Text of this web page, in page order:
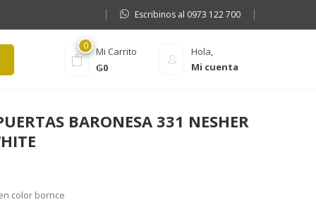
Escribinos al 0973 122 700
Hola,
Mi cuenta
0
Mi Carrito
₲0
BARONESA 331 NESHER
color bornce